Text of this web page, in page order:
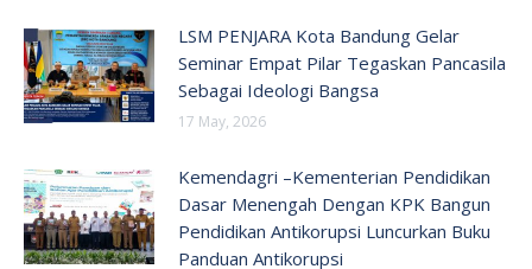
LSM PENJARA Kota Bandung Gelar
Seminar Empat Pilar Tegaskan Pancasila
Sebagai Ideologi Bangsa
17 May, 2026
Kemendagri –Kementerian Pendidikan
Dasar Menengah Dengan KPK Bangun
Pendidikan Antikorupsi Luncurkan Buku
Panduan Antikorupsi